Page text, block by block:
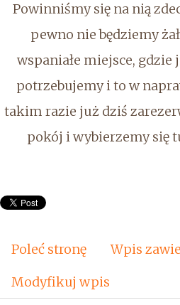
Powinniśmy się na nią
pewno nie będziemy
wspaniałe miejsce, gdzie
potrzebujemy i to w
takim razie już dziś
pokój i wybierzemy się
Poleć stronę
Wpis
Modyfikuj wpis